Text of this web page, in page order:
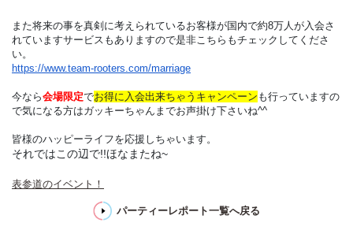
また将来の事を真剣に考えられているお客様が国内で約8万人が入会さ
れていますサービスもありますので是非こちらもチェックしてくださ
い。
https://www.team-rooters.com/marriage
今なら会場限定でお得に入会出来ちゃうキャンペーン も行っていますの
で気になる方はガッキーちゃんまでお声掛け下さいね^^
皆様のハッピーライフを応援しちゃいます。
それではこの辺で!!ほなまたね~
表参道のイベント！
パーティーレポート一覧へ戻る